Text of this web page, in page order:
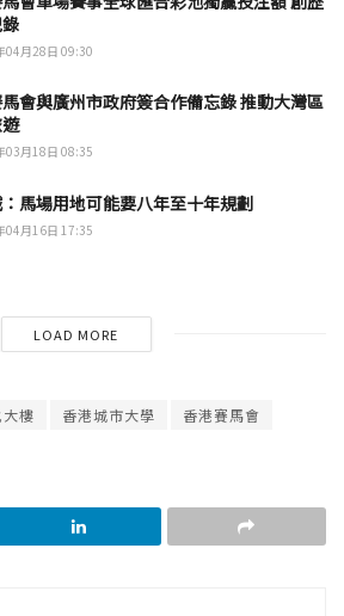
04月28日 09:30
會與廣州市政府簽合作備忘錄 推動大灣區
03月18日 08:35
馬場用地可能要八年至十年規劃
04月16日 17:35
LOAD MORE
樓 香港城市大學
香港賽馬會